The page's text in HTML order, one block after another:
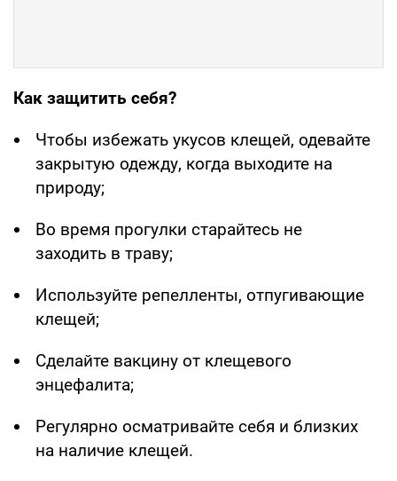
Как защитить себя?
Чтобы избежать укусов клещей, одевайте
закрытую одежду, когда выходите на
природу;
Во время прогулки старайтесь не
заходить в траву;
Используйте репелленты, отпугивающие
клещей;
Сделайте вакцину от клещевого
энцефалита;
Регулярно осматривайте себя и близких
на наличие клещей.